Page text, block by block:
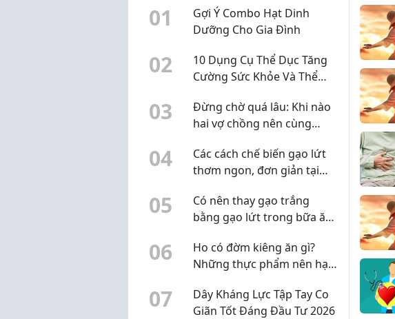
01
Gợi Ý Combo Hạt Dinh
Dưỡng Cho Gia Đình
02
10 Dụng Cụ Thể Dục Tăng
Cường Sức Khỏe Và Thể
03
Đừng chờ quá lâu: Khi nào
hai vợ chồng nên cùng
04
Các cách chế biến gạo lứt
thơm ngon, đơn giản tại
05
Có nên thay gạo trắng
bằng gạo lứt trong bữa ăn
06
Ho có đờm kiêng ăn gì?
Những thực phẩm nên hạn
07
Dây Kháng Lực Tập Tay Co
Giãn Tốt Đáng Đầu Tư 2026